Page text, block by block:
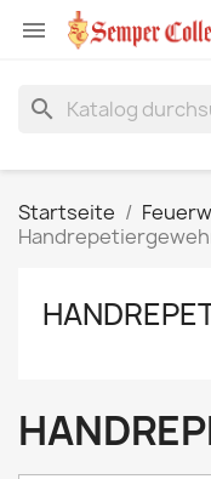

search
Startseite